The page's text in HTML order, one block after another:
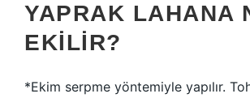
YAPRAK LAHANA
EKILIR?
*Ekim serpme yöntemiyle yapılır.